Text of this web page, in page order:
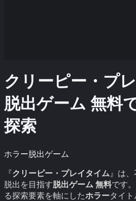
クリーピー・プ
脱出ゲーム 無料
探索
ホラー脱出ゲーム
『クリーピー・プレイタイム 』は
脱出を目指す脱出ゲーム 無料です
る探索要素を軸にしたホラータイト